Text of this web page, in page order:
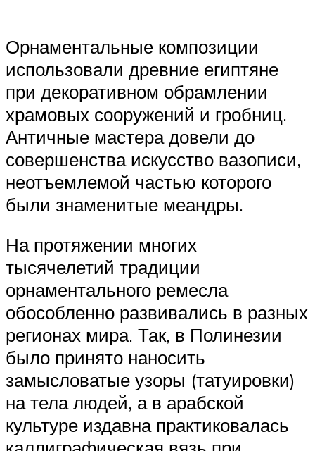
Орнаментальные композиции
использовали древние египтяне
при декоративном обрамлении
храмовых сооружений и гробниц.
Античные мастера довели до
совершенства искусство вазописи,
неотъемлемой частью которого
были знаменитые меандры.
На протяжении многих
тысячелетий традиции
орнаментального ремесла
обособленно развивались в разных
регионах мира. Так, в Полинезии
было принято наносить
замысловатые узоры (татуировки)
на тела людей, а в арабской
культуре издавна практиковалась